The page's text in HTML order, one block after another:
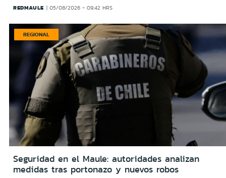
REDMAULE 05/08/2026 - 09:42 HRS
REGIONAL
Seguridad en el Maule: autoridades analizan
medidas tras portonazo y nuevos robos